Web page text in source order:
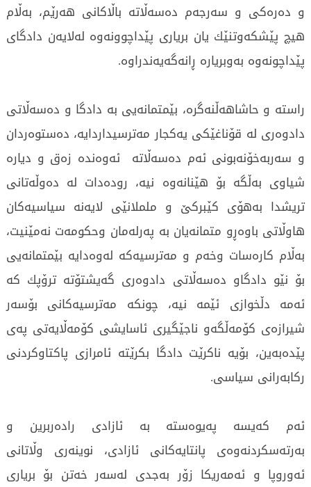
و دەرەكی و سەرجەم دەسەڵاتە باڵاکانی هەرێم، بەڵام
هیچ پێشكه‌وتنێك یان بریاری پێداچوونه‌وە لەلایەن دادگای
پێداچونەوە بەوبریارە ڕانه‌گه‌یه‌ندراوه‌.
راستە و حاشاهەڵنەگرە، بێمتمانەیی بە دادگا و دەسەڵاتی
دادوەری لە قۆناغێكی یەكجار مەترسیداردایە، دەستوەردان
و سەربەخۆنەبونی ئەم دەسەڵاتە ئەوەندە زەق و دیارە
شیاوی بەڵگە بۆ هێنانەوە نیە، رودەدات لە دەوڵەتانی
تریشدا بەهۆی كێبركێ و ململانێی لایەنە سیاسیەكان
هاوڵاتی باوەڕو متمانەیان بە پەرلەمان وحكومەت نەمێنیت،
بەڵام كارەسات وخەم و مەترسیەكە لەوەدایە بێمتمانەیى
بۆ نێو دادگاو دەسەڵاتی دادوەری گەیشتۆتە ترۆپك كە
ئەمە دڵخوازی ئێمە نیە، چونکە مەترسیەكانی بۆسەر
شیرازەی كۆمەڵگەو ناجێگیری ئاسایشی كۆمەڵایەتی پەی
پێدەبەین، بۆیە ناكرێت دادگا بكرێتە ئامرازی پاكتاوكردنی
ركابەرانی سیاسی.
ئەم كەیسە پەیوەستە بە ئازادی رادەربرین و
بەرتەسكردنەوەی پانتایەكانی ئازادی، نوینەری وڵاتانی
ئەوروپا و ئەمەریكا زۆر بەجدی لەسەر خەتن بۆ بریاری